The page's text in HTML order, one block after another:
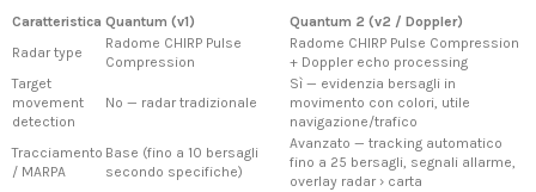
Caratteristica Quantum (v1)
Quantum 2 (v2 / Doppler)
Radar type
Radome CHIRP Pulse
Compression
Radome CHIRP Pulse Compression
+ Doppler echo processing
Target
movement
detection
No — radar tradizionale
Sì — evidenzia bersagli in
movimento con colori, utile
navigazione/trafico
Tracciamento
/ MARPA
Base (fino a 10 bersagli
secondo specifiche)
Avanzato — tracking automatico
fino a 25 bersagli, segnali allarme,
overlay radar › carta